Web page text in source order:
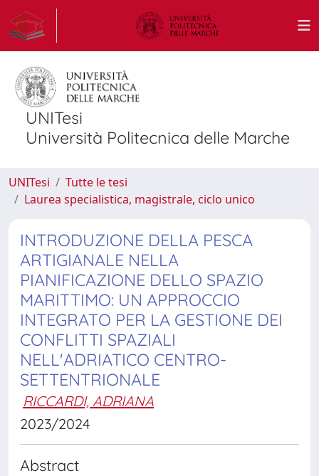
UNITesi
Università Politecnica delle Marche
UNITesi
Tutte le tesi
Laurea specialistica, magistrale, ciclo unico
INTRODUZIONE DELLA PESCA
ARTIGIANALE NELLA
PIANIFICAZIONE DELLO SPAZIO
MARITTIMO: UN APPROCCIO
INTEGRATO PER LA GESTIONE DEI
CONFLITTI SPAZIALI
NELL'ADRIATICO CENTRO-
SETTENTRIONALE
RICCARDI, ADRIANA
2023/2024
Abstract